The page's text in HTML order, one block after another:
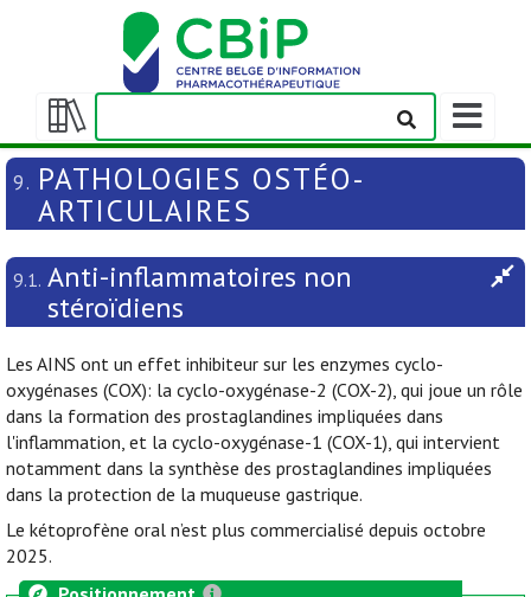
Afficher/masquer
la
table
des
Afficher/
la
barre
9. PATHOLOGIES OSTÉO-
ARTICULAIRES
9.1. Anti-inflammatoires non
stéroïdiens
Les AINS ont un effet inhibiteur sur les enzymes cyclo-
oxygénases (COX): la cyclo-oxygénase-2 (COX-2), qui joue un rôle
dans la formation des prostaglandines impliquées dans
l'inflammation, et la cyclo-oxygénase-1 (COX-1), qui intervient
notamment dans la synthèse des prostaglandines impliquées
dans la protection de la muqueuse gastrique.
Le kétoprofène oral n’est plus commercialisé depuis octobre
2025.